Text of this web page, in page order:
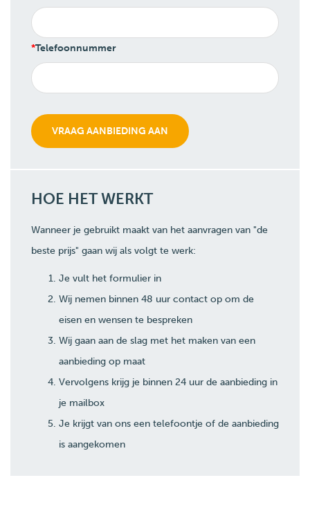
Telefoonnummer
HOE HET WERKT
Wanneer je gebruikt maakt van het aanvragen van "de
beste prijs" gaan wij als volgt te werk:
Je vult het formulier in
Wij nemen binnen 48 uur contact op om de
eisen en wensen te bespreken
Wij gaan aan de slag met het maken van een
aanbieding op maat
Vervolgens krijg je binnen 24 uur de aanbieding in
je mailbox
Je krijgt van ons een telefoontje of de aanbieding
is aangekomen